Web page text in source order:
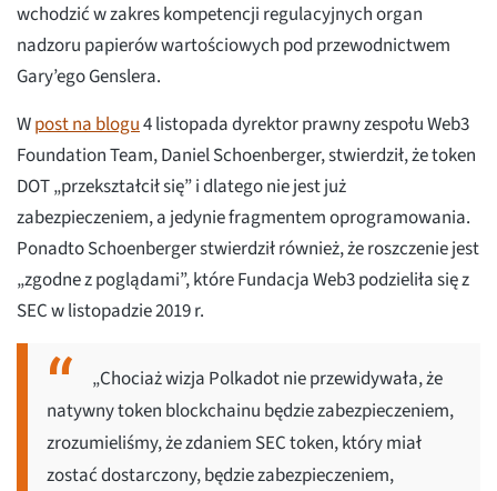
wchodzić w zakres kompetencji regulacyjnych organ
nadzoru papierów wartościowych pod przewodnictwem
Gary’ego Genslera.
Wpost na blogu4 listopada dyrektor prawny zespołu Web3
Foundation Team, Daniel Schoenberger, stwierdził, że token
DOT „przekształcił się” i dlatego nie jest już
zabezpieczeniem, a jedynie fragmentem oprogramowania.
Ponadto Schoenberger stwierdził również, że roszczenie jest
„zgodne z poglądami”, które Fundacja Web3 podzieliła się z
SEC w listopadzie 2019 r.
„Chociaż wizja Polkadot nie przewidywała, że
natywny token blockchainu będzie zabezpieczeniem,
zrozumieliśmy, że zdaniem SEC token, który miał
zostać dostarczony, będzie zabezpieczeniem,